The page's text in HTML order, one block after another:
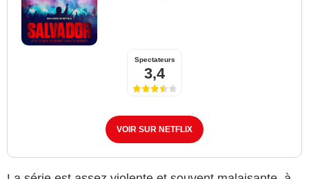
Spectateurs
3,4
VOIR SUR NETFLIX